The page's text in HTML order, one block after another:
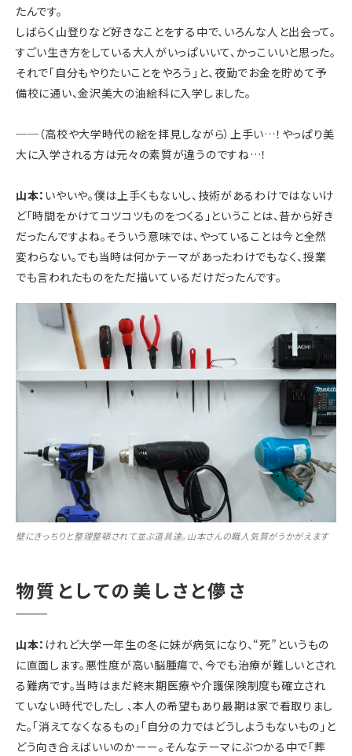
たんです。
しばらく山登りなど好きなことをする中で、いろんな人と出会って。
すごい生き方をしている大人がいっぱいいて、かっこいいと思った。
それで「自分もやりたいことをやろう」と、夜勤でお金を貯めて予
備校に通い、金沢美大の油絵科に入学しました。
── （高校や大学時代の絵を拝見しながら）上手い…！やっぱり美
大に入学される方は元々の素質が違うのですね…！
山本： いやいや。僕は上手くもないし、技術があるわけではないけ
ど「時間をかけてコツコツものをつくる」ということは、昔から好き
だったんですよね。そういう意味では、やっていることは今と全然
変わらない。でも当時は何かテーマがあったわけでもなく、授業
でも言われたものをただ描いているだけだったんです。
壁にきっちりと整理整頓されて並ぶ道具達。山本さんの職人気質がうかがえます
物質としての美しさと儚さ
山本： けれど大学一年生の冬に妹が病気になり、“死”というもの
に直面します。悪性度が高い脳腫瘍で、今でも治療が難しいとされ
る難病です。当時はまだ終末期医療や介護保険制度も確立され
ていない時代でしたし 、本人の希望もあり最期は家で看取りまし
た。「消えてなくなるもの」「自分の力ではどうしようもないもの」と
どう向き合えばいいのかーー。そんなテーマにぶつかる中で「葬